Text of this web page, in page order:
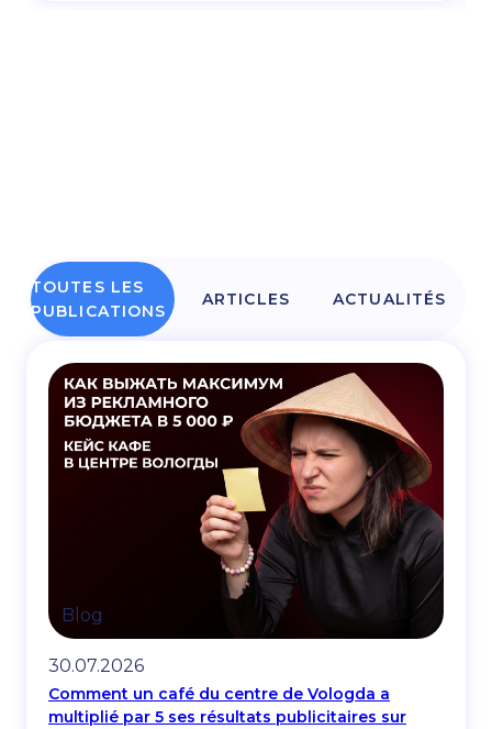
TOUTES LES
PUBLICATIONS
ARTICLES ACTUALITÉS
Blog
30.07.2026
Comment un café du centre de Vologda a
multiplié par 5 ses résultats publicitaires sur